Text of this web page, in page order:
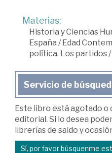
Materias:
Historia y Ciencias
España /Edad
política. Los partidos /
Servicio de
Este libro está agotado o
editorial. Si lo desea
librerías de saldo y
Sí, por favor búsquenme